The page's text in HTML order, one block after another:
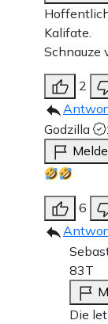
Kalifate.
Schnauze
2
Godzilla
6
83T
Die